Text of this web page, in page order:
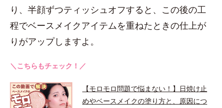
り、半顔ずつティッシュオフすると、この後の工
程でベースメイクアイテムを重ねたときの仕上が
りがアップしますよ。
＼こちらもチェック！／
【モロモロ問題で悩まない！】日焼け止
めやベースメイクの塗り方と、原因につ